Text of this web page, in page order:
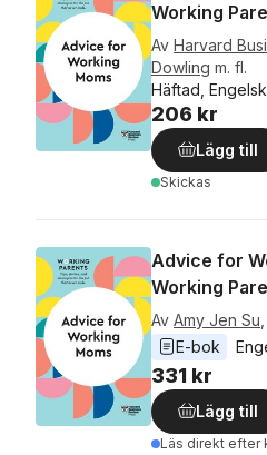
Working
Av Harvard
Dowling m. fl.
Häftad,
206 kr
Lägg till
Skickas
Advice for
Working
Av Amy Jen Su
E-bok
331 kr
Lägg till
Läs direkt efter